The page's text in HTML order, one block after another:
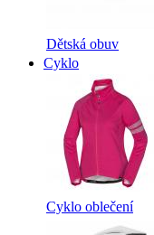
Dětská obuv
Cyklo
Cyklo oblečení